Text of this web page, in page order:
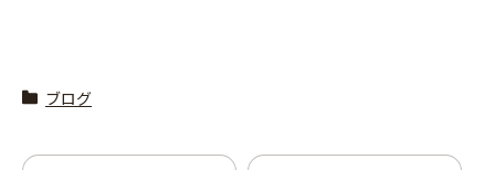
ブログ